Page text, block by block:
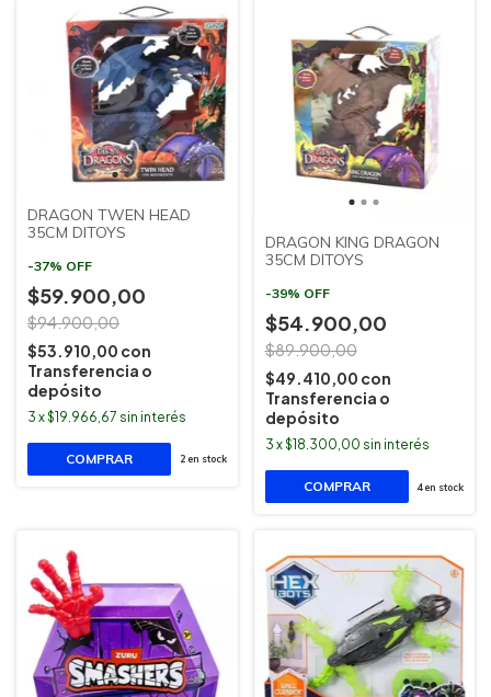
DRAGON TWEN HEAD
35CM DITOYS
-37% OFF
$59.900,00
$94.900,00
$53.910,00 con
Transferencia o
depósito
3 x$19.966,67 sin interés
2en stock
DRAGON KING DRAGON
35CM DITOYS
-39% OFF
$54.900,00
$89.900,00
$49.410,00 con
Transferencia o
depósito
3 x$18.300,00 sin interés
4en stock